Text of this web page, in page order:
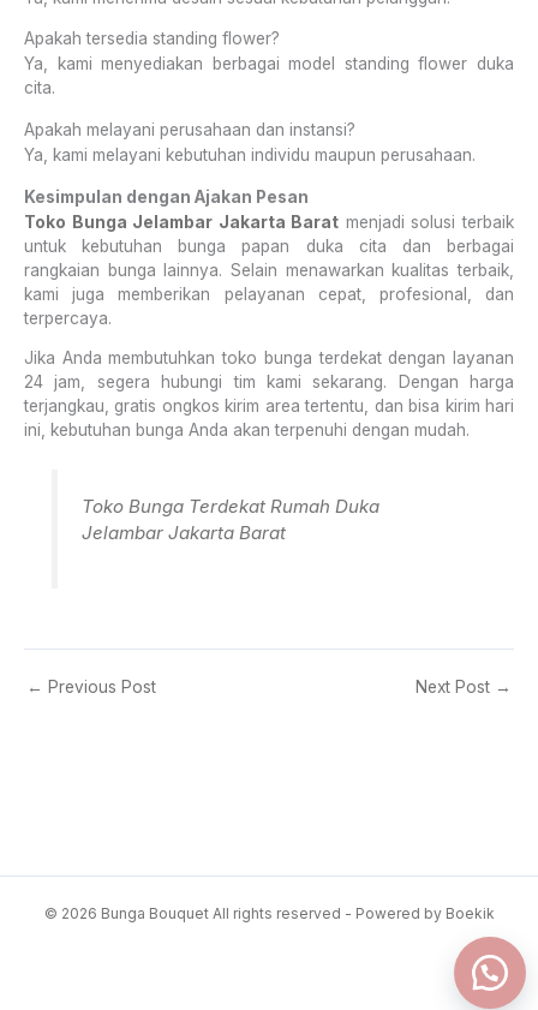
Apakah tersedia standing flower?
Ya, kami menyediakan berbagai model standing flower duka
cita.
Apakah melayani perusahaan dan instansi?
Ya, kami melayani kebutuhan individu maupun perusahaan.
Kesimpulan dengan Ajakan Pesan
Toko Bunga Jelambar Jakarta Barat menjadi solusi terbaik
untuk kebutuhan bunga papan duka cita dan berbagai
rangkaian bunga lainnya. Selain menawarkan kualitas terbaik,
kami juga memberikan pelayanan cepat, profesional, dan
terpercaya.
Jika Anda membutuhkan toko bunga terdekat dengan layanan
24 jam, segera hubungi tim kami sekarang. Dengan harga
terjangkau, gratis ongkos kirim area tertentu, dan bisa kirim hari
ini, kebutuhan bunga Anda akan terpenuhi dengan mudah.
Toko Bunga Terdekat Rumah Duka
Jelambar Jakarta Barat
← Previous Post Next Post →
© 2026 Bunga Bouquet All rights reserved - Powered by Boekik